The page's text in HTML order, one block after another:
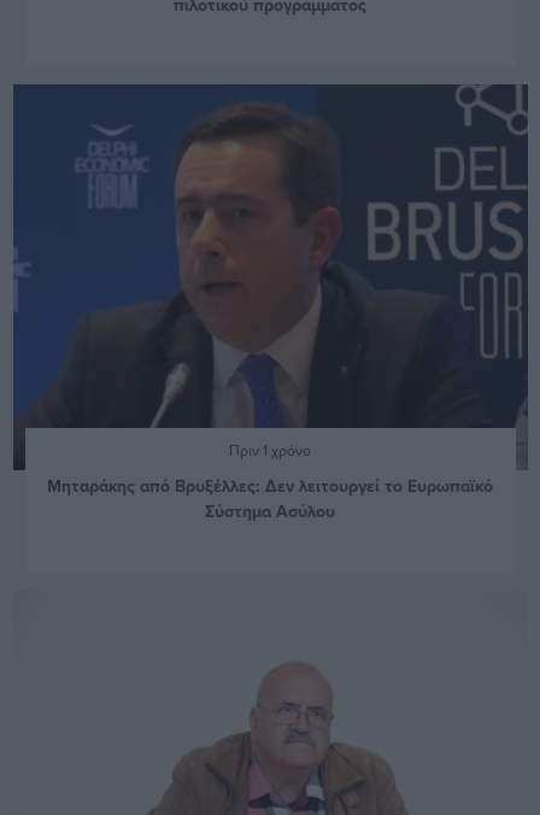
πιλοτικού προγράμματος
Πριν 1 χρόνο
Μηταράκης από Βρυξέλλες: Δεν λειτουργεί το Ευρωπαϊκό
Σύστημα Ασύλου